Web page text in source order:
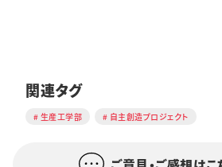
関連タグ
生産工学部 自主創造プロジェクト